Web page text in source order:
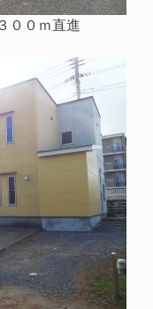
００ｍ直進